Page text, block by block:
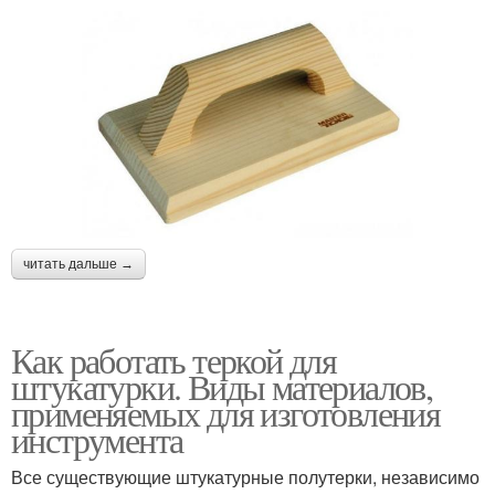
читать дальше →
Как работать теркой для
штукатурки. Виды материалов,
применяемых для изготовления
инструмента
Все существующие штукатурные полутерки, независимо